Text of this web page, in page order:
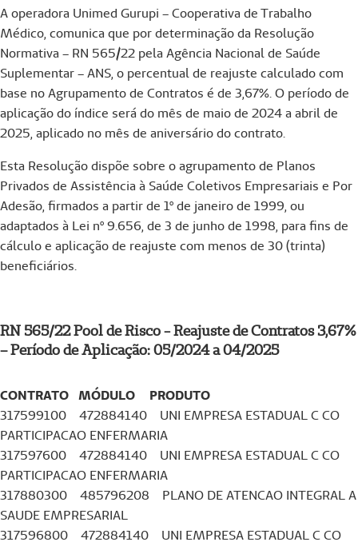
A operadora Unimed Gurupi – Cooperativa de Trabalho
Médico, comunica que por determinação da Resolução
Normativa – RN 565/22 pela Agência Nacional de Saúde
Suplementar – ANS, o percentual de reajuste calculado com
base no Agrupamento de Contratos é de 3,67%. O período de
aplicação do índice será do mês de maio de 2024 a abril de
2025, aplicado no mês de aniversário do contrato.
Esta Resolução dispõe sobre o agrupamento de Planos
Privados de Assistência à Saúde Coletivos Empresariais e Por
Adesão, firmados a partir de 1º de janeiro de 1999, ou
adaptados à Lei nº 9.656, de 3 de junho de 1998, para fins de
cálculo e aplicação de reajuste com menos de 30 (trinta)
beneficiários.
RN 565/22 Pool de Risco - Reajuste de Contratos 3,67%
– Período de Aplicação: 05/2024 a 04/2025
CONTRATO MÓDULO PRODUTO
317599100 472884140 UNI EMPRESA ESTADUAL C CO
PARTICIPACAO ENFERMARIA
317597600 472884140 UNI EMPRESA ESTADUAL C CO
PARTICIPACAO ENFERMARIA
317880300 485796208 PLANO DE ATENCAO INTEGRAL A
SAUDE EMPRESARIAL
317596800 472884140 UNI EMPRESA ESTADUAL C CO